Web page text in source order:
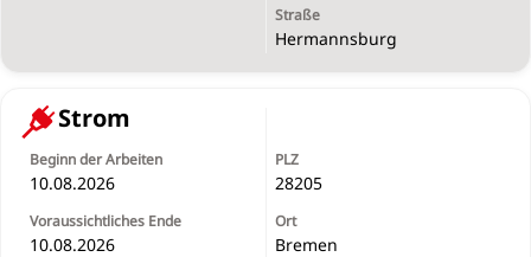
Hermannsburg
Strom
10.08.2026
10.08.2026
28205
Bremen